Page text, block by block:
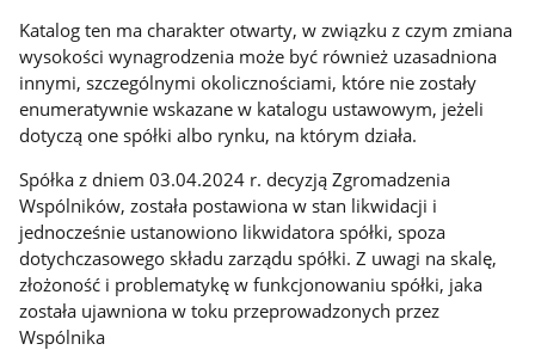
Katalog ten ma charakter otwarty, w związku z czym zmiana
wysokości wynagrodzenia może być również uzasadniona
innymi, szczególnymi okolicznościami, które nie zostały
enumeratywnie wskazane w katalogu ustawowym, jeżeli
dotyczą one spółki albo rynku, na którym działa.
Spółka z dniem 03.04.2024 r. decyzją Zgromadzenia
Wspólników, została postawiona w stan likwidacji i
jednocześnie ustanowiono likwidatora spółki, spoza
dotychczasowego składu zarządu spółki. Z uwagi na skalę,
złożoność i problematykę w funkcjonowaniu spółki, jaka
została ujawniona w toku przeprowadzonych przez
Wspólnika